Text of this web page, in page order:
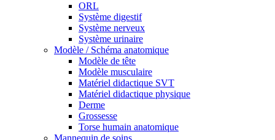
ORL
Système digestif
Système nerveux
Système urinaire
Modèle / Schéma anatomique
Modèle de tête
Modèle musculaire
Matériel didactique SVT
Matériel didactique physique
Derme
Grossesse
Torse humain anatomique
Mannequin de soins